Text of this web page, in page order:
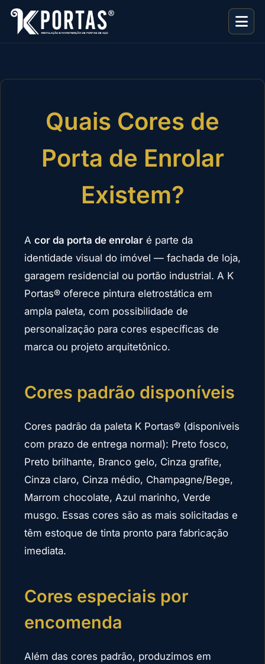
Quais Cores de
Porta de Enrolar
Existem?
A cor da porta de enrolar é parte da
identidade visual do imóvel — fachada de loja,
garagem residencial ou portão industrial. A K
Portas® oferece pintura eletrostática em
ampla paleta, com possibilidade de
personalização para cores específicas de
marca ou projeto arquitetônico.
Cores padrão disponíveis
Cores padrão da paleta K Portas® (disponíveis
com prazo de entrega normal): Preto fosco,
Preto brilhante, Branco gelo, Cinza grafite,
Cinza claro, Cinza médio, Champagne/Bege,
Marrom chocolate, Azul marinho, Verde
musgo. Essas cores são as mais solicitadas e
têm estoque de tinta pronto para fabricação
imediata.
Cores especiais por
encomenda
Além das cores padrão, produzimos em